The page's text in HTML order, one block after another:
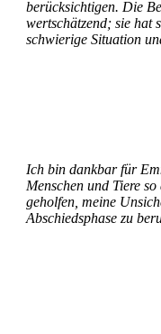
berücksichtigen. Die
wertschätzend; sie hat
schwierige Situation
Ich bin dankbar für
Menschen und Tiere
geholfen, meine
Abschiedsphase zu